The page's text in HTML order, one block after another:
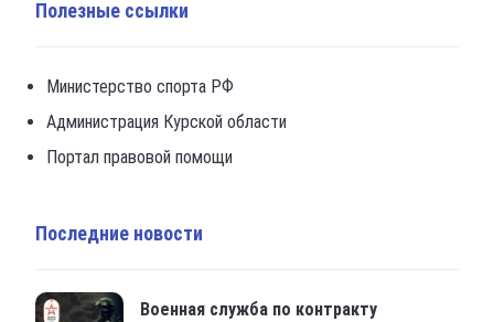
Полезные ссылки
Министерство спорта РФ
Администрация Курской области
Портал правовой помощи
Последние новости
Военная служба по контракту